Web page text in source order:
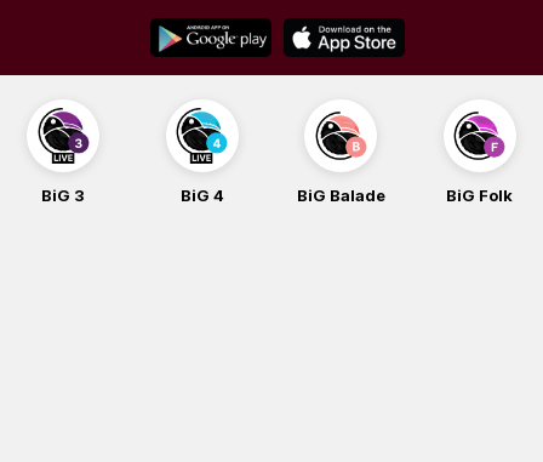
content
BiG 3 BiG 4 BiG Balade BiG Folk